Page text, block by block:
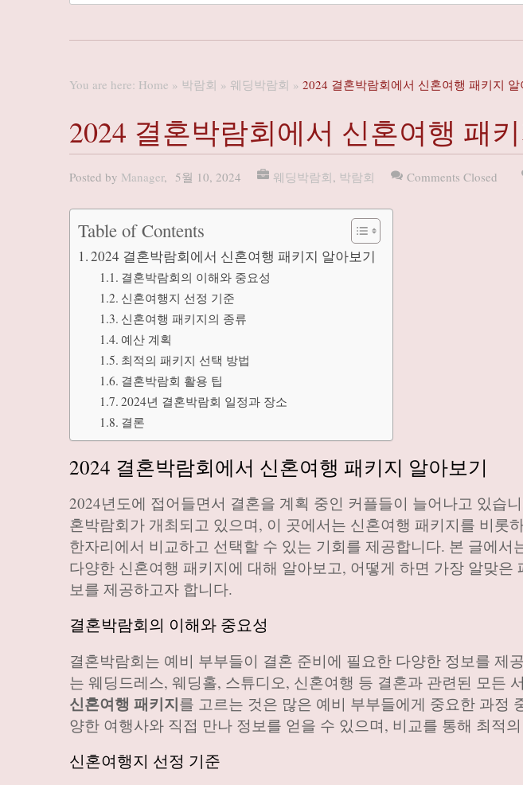
You are here: Home » 박람회 » 웨딩박람회 » 2024 결혼박람회에서 신혼여행 패키지 알
2024 결혼박람회에서 신혼여행 패
Posted by Manager, 5월 10, 2024 웨딩박람회, 박람회 Comments Closed
Table of Contents
2024 결혼박람회에서 신혼여행 패키지 알아보기
결혼박람회의 이해와 중요성
신혼여행지 선정 기준
신혼여행 패키지의 종류
예산 계획
최적의 패키지 선택 방법
결혼박람회 활용 팁
2024년 결혼박람회 일정과 장소
결론
2024 결혼박람회에서 신혼여행 패키지 알아보기
2024년도에 접어들면서 결혼을 계획 중인 커플들이 늘어나고 있습
혼박람회가 개최되고 있으며, 이 곳에서는 신혼여행 패키지를 비롯
한자리에서 비교하고 선택할 수 있는 기회를 제공합니다. 본 글에서
다양한 신혼여행 패키지에 대해 알아보고, 어떻게 하면 가장 알맞은
보를 제공하고자 합니다.
결혼박람회의 이해와 중요성
결혼박람회는 예비 부부들이 결혼 준비에 필요한 다양한 정보를 제
는 웨딩드레스, 웨딩홀, 스튜디오, 신혼여행 등 결혼과 관련된 모든
신혼여행 패키지를 고르는 것은 많은 예비 부부들에게 중요한 과정
양한 여행사와 직접 만나 정보를 얻을 수 있으며, 비교를 통해 최적
신혼여행지 선정 기준